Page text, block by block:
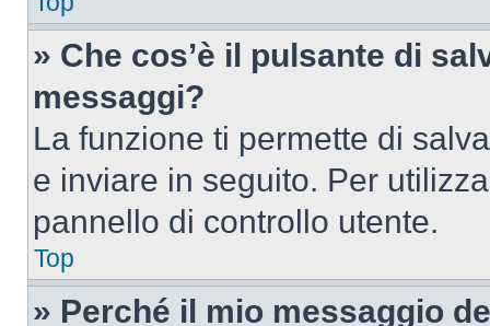
» Che cos’è il pulsante di
messaggi?
La funzione ti permette di
e inviare in seguito. Per
pannello di controllo utente.
Top
» Perché il mio messaggio